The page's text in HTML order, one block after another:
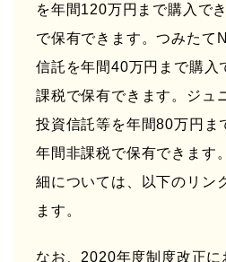
を年間120万円まで購入で
で保有できます。つみたて
信託を年間40万円まで購入
課税で保有できます。ジュ
投資信託等を年間80万円ま
年間非課税で保有できます
細については、以下のリン
ます。
なお、2020年度制度改正に